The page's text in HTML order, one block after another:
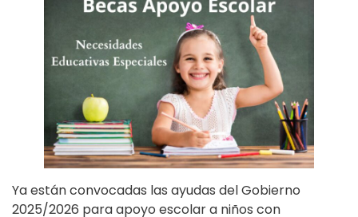
Ya están convocadas las ayudas del Gobierno
2025/2026 para apoyo escolar a niños con